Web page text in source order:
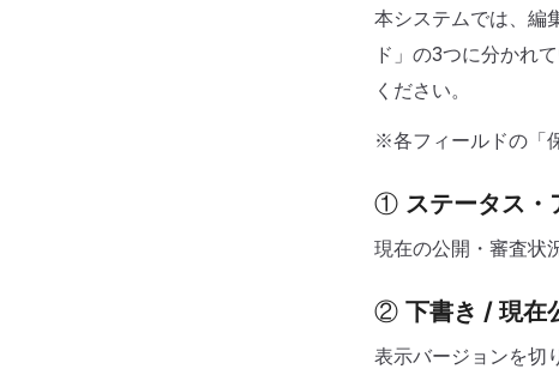
本システムでは、編
ド」の3つに分かれ
ください。
※各フィールドの「
① ステータス・
現在の公開・審査状
② 下書き / 現在
表示バージョンを切